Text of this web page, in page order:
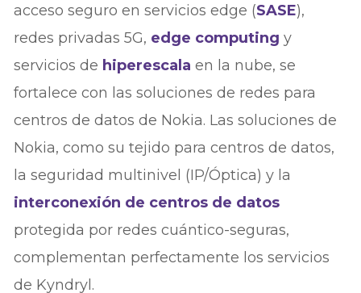
acceso seguro en servicios edge (SASE),
redes privadas 5G, edge computing y
servicios de hiperescalaen la nube, se
fortalece con las soluciones de redes para
centros de datos de Nokia. Las soluciones de
Nokia, como su tejido para centros de datos,
la seguridad multinivel (IP/Óptica) y la
interconexión de centros de datos
protegida por redes cuántico-seguras,
complementan perfectamente los servicios
de Kyndryl.